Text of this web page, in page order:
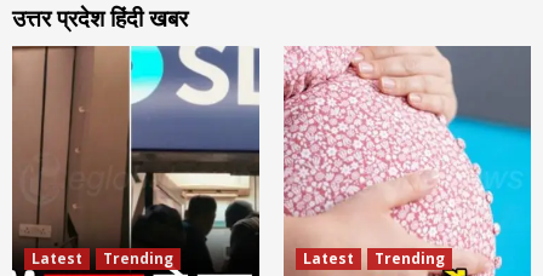
उत्तर प्रदेश हिंदी खबर
Latest
Trending
Latest
Trending